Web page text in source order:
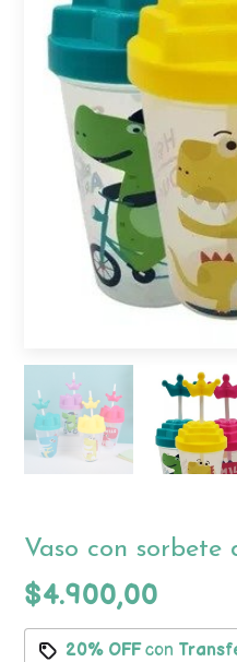
Vaso con sorbete
$4.900,00
20% OFFcon